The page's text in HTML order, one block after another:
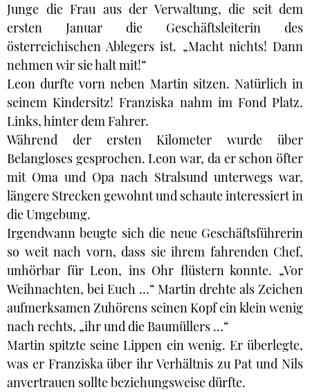
Junge die Frau aus der Verwaltung, die seit dem
ersten Januar die Geschäftsleiterin des
österreichischen Ablegers ist. „Macht nichts! Dann
nehmen wir sie halt mit!“
Leon durfte vorn neben Martin sitzen. Natürlich in
seinem Kindersitz! Franziska nahm im Fond Platz.
Links, hinter dem Fahrer.
Während der ersten Kilometer wurde über
Belangloses gesprochen. Leon war, da er schon öfter
mit Oma und Opa nach Stralsund unterwegs war,
längere Strecken gewohnt und schaute interessiert in
die Umgebung.
Irgendwann beugte sich die neue Geschäftsführerin
so weit nach vorn, dass sie ihrem fahrenden Chef,
unhörbar für Leon, ins Ohr flüstern konnte. „Vor
Weihnachten, bei Euch …“ Martin drehte als Zeichen
aufmerksamen Zuhörens seinen Kopf ein klein wenig
nach rechts, „ihr und die Baumüllers …“
Martin spitzte seine Lippen ein wenig. Er überlegte,
was er Franziska über ihr Verhältnis zu Pat und Nils
anvertrauen sollte beziehungsweise dürfte.